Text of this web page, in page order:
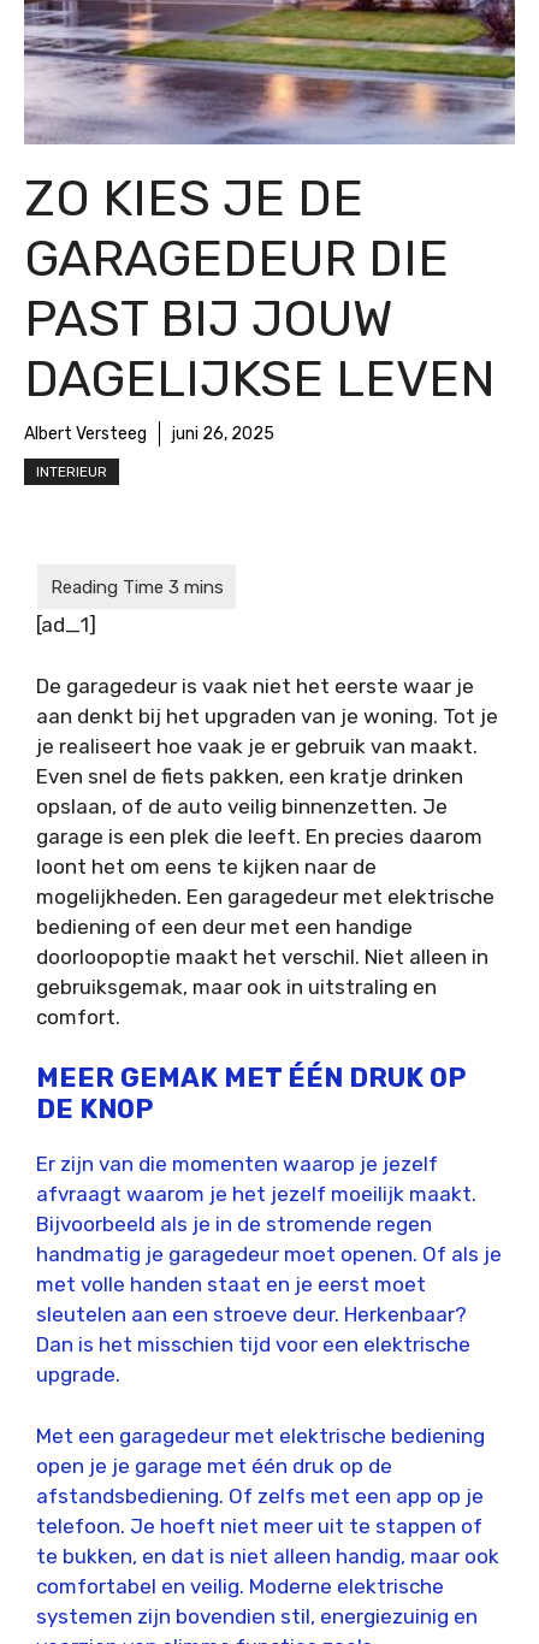
ZO KIES JE DE
GARAGEDEUR DIE
PAST BIJ JOUW
DAGELIJKSE LEVEN
Albert Versteeg juni 26, 2025
INTERIEUR
[ad_1]
De garagedeur is vaak niet het eerste waar je
aan denkt bij het upgraden van je woning. Tot je
je realiseert hoe vaak je er gebruik van maakt.
Even snel de fiets pakken, een kratje drinken
opslaan, of de auto veilig binnenzetten. Je
garage is een plek die leeft. En precies daarom
loont het om eens te kijken naar de
mogelijkheden. Een garagedeur met elektrische
bediening of een deur met een handige
doorloopoptie maakt het verschil. Niet alleen in
gebruiksgemak, maar ook in uitstraling en
comfort.
MEER GEMAK MET ÉÉN DRUK OP
DE KNOP
Er zijn van die momenten waarop je jezelf
afvraagt waarom je het jezelf moeilijk maakt.
Bijvoorbeeld als je in de stromende regen
handmatig je garagedeur moet openen. Of als je
met volle handen staat en je eerst moet
sleutelen aan een stroeve deur. Herkenbaar?
Dan is het misschien tijd voor een elektrische
upgrade.
Met een garagedeur met elektrische bediening
open je je garage met één druk op de
afstandsbediening. Of zelfs met een app op je
telefoon. Je hoeft niet meer uit te stappen of
te bukken, en dat is niet alleen handig, maar ook
comfortabel en veilig. Moderne elektrische
systemen zijn bovendien stil, energiezuinig en